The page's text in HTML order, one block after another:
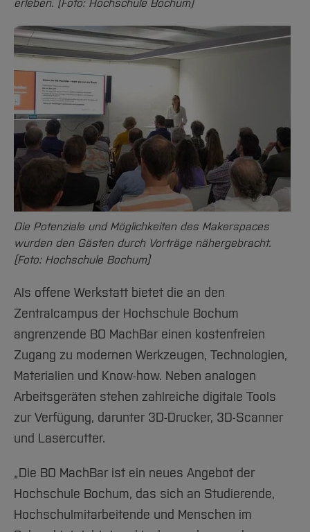
erleben. (Foto: Hochschule Bochum)
Die Potenziale und Möglichkeiten des Makerspaces
wurden den Gästen durch Vorträge nähergebracht.
(Foto: Hochschule Bochum)
Als offene Werkstatt bietet die an den
Zentralcampus der Hochschule Bochum
angrenzende BO MachBar einen kostenfreien
Zugang zu modernen Werkzeugen, Technologien,
Materialien und Know-how. Neben analogen
Arbeitsgeräten stehen zahlreiche digitale Tools
zur Verfügung, darunter 3D-Drucker, 3D-Scanner
und Lasercutter.
„Die BO MachBar ist ein neues Angebot der
Hochschule Bochum, das sich an Studierende,
Hochschulmitarbeitende und Menschen im